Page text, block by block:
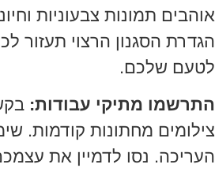
אוהבים תמונות צבעוניות
הגדרת הסגנון הרצוי
לטעם שלכם.
התרשמו מתיקי עבודות:
צילומים מחתונות קודמות.
העריכה. נסו לדמיין את